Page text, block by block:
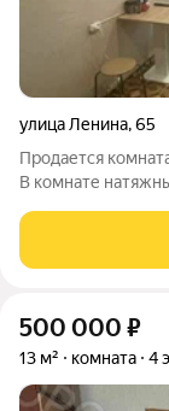
улица Ленина,65
Продается
В комнате
500 000 ₽
13 м² комната 4